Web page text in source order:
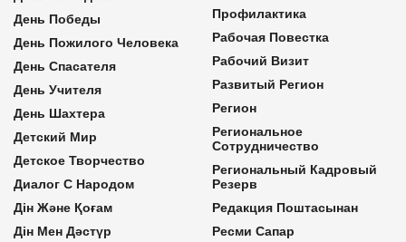
День Победы
День Пожилого Человека
День Спасателя
День Учителя
День Шахтера
Детский Мир
Детское Творчество
Диалог С Народом
Дін Және Қоғам
Дін Мен Дәстүр
Профилактика
Рабочая Повестка
Рабочий Визит
Развитый Регион
Регион
Региональное
Сотрудничество
Региональный Кадровый
Резерв
Редакция Поштасынан
Ресми Сапар